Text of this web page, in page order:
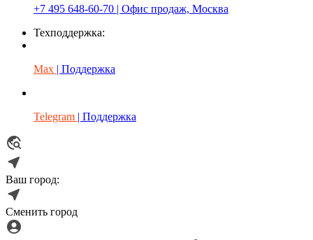
+7 495 648-60-70 | Офис продаж, Москва
Техподдержка:
Max | Поддержка
Telegram | Поддержка
Ваш город:
Сменить город